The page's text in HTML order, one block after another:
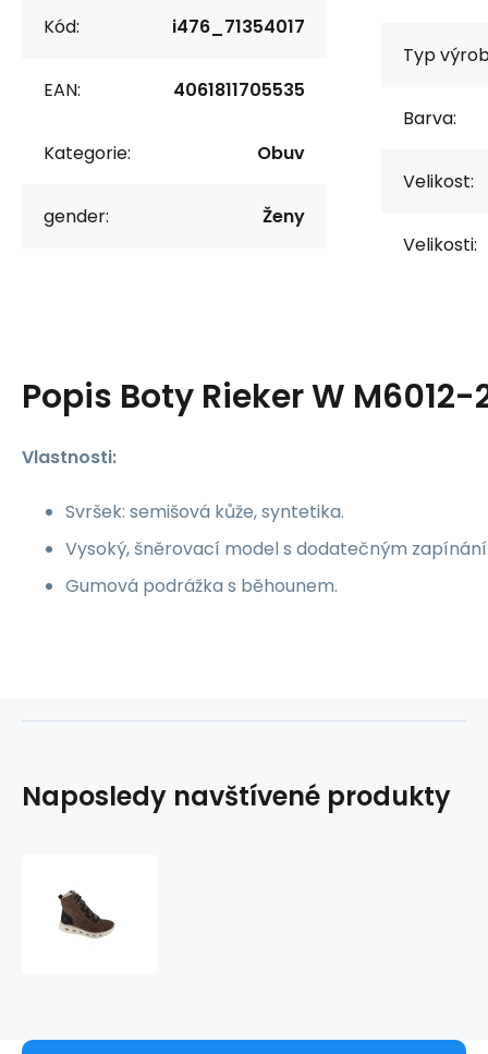
Kód: i476_71354017
EAN: 4061811705535
Kategorie: Obuv
gender: Ženy
Typ
Barva:
Velikost:
Velikosti:
Popis Boty Rieker W M6012-
Vlastnosti:
Svršek: semišová kůže, syntetika.
Vysoký, šněrovací model s dodatečným
Gumová podrážka s běhounem.
Naposledy navštívené produkty